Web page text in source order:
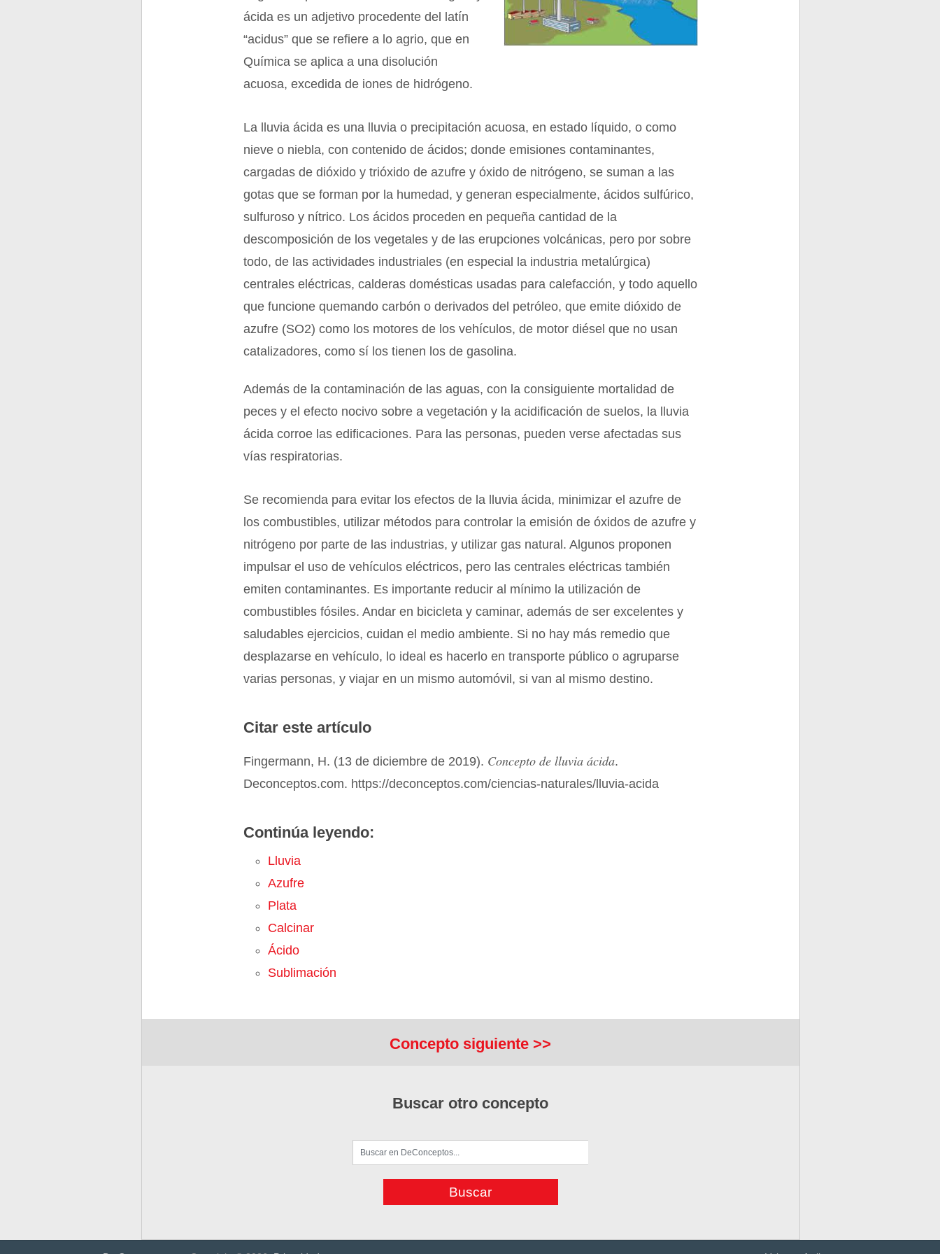
ácida es un adjetivo procedente del latín
“acidus” que se refiere a lo agrio, que en
Química se aplica a una disolución
acuosa, excedida de iones de hidrógeno.
La lluvia ácida es una lluvia o precipitación acuosa, en estado líquido, o como
nieve o niebla, con contenido de ácidos; donde emisiones contaminantes,
cargadas de dióxido y trióxido de azufre y óxido de nitrógeno, se suman a las
gotas que se forman por la humedad, y generan especialmente, ácidos sulfúrico,
sulfuroso y nítrico. Los ácidos proceden en pequeña cantidad de la
descomposición de los vegetales y de las erupciones volcánicas, pero por sobre
todo, de las actividades industriales (en especial la industria metalúrgica)
centrales eléctricas, calderas domésticas usadas para calefacción, y todo aquello
que funcione quemando carbón o derivados del petróleo, que emite dióxido de
azufre (SO2) como los motores de los vehículos, de motor diésel que no usan
catalizadores, como sí los tienen los de gasolina.
Además de la contaminación de las aguas, con la consiguiente mortalidad de
peces y el efecto nocivo sobre a vegetación y la acidificación de suelos, la lluvia
ácida corroe las edificaciones. Para las personas, pueden verse afectadas sus
vías respiratorias.
Se recomienda para evitar los efectos de la lluvia ácida, minimizar el azufre de
los combustibles, utilizar métodos para controlar la emisión de óxidos de azufre y
nitrógeno por parte de las industrias, y utilizar gas natural. Algunos proponen
impulsar el uso de vehículos eléctricos, pero las centrales eléctricas también
emiten contaminantes. Es importante reducir al mínimo la utilización de
combustibles fósiles. Andar en bicicleta y caminar, además de ser excelentes y
saludables ejercicios, cuidan el medio ambiente. Si no hay más remedio que
desplazarse en vehículo, lo ideal es hacerlo en transporte público o agruparse
varias personas, y viajar en un mismo automóvil, si van al mismo destino.
Citar este artículo
Fingermann, H. (13 de diciembre de 2019). Concepto de lluvia ácida.
Deconceptos.com. https://deconceptos.com/ciencias-naturales/lluvia-acida
Continúa leyendo:
Lluvia
Azufre
Plata
Calcinar
Ácido
Sublimación
Concepto siguiente >>
Buscar otro concepto